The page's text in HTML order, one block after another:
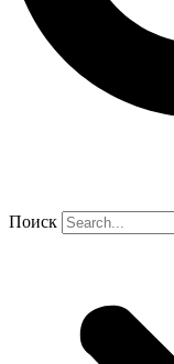
Поиск